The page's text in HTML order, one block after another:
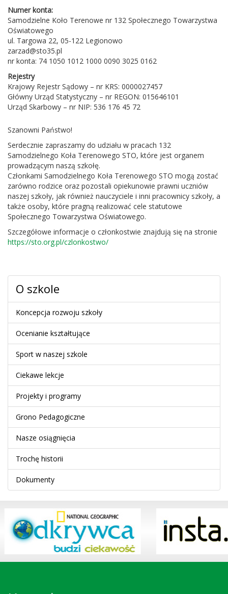
Numer konta:
Samodzielne Koło Terenowe nr 132 Społecznego Towarzystwa
Oświatowego
ul. Targowa 22, 05-122 Legionowo
zarzad@sto35.pl
nr konta: 74 1050 1012 1000 0090 3025 0162
Rejestry
Krajowy Rejestr Sądowy – nr KRS: 0000027457
Główny Urząd Statystyczny – nr REGON: 015646101
Urząd Skarbowy – nr NIP: 536 176 45 72
Szanowni Państwo!
Serdecznie zapraszamy do udziału w pracach 132
Samodzielnego Koła Terenowego STO, które jest organem
prowadzącym naszą szkołę.
Członkami Samodzielnego Koła Terenowego STO mogą zostać
zarówno rodzice oraz pozostali opiekunowie prawni uczniów
naszej szkoły, jak również nauczyciele i inni pracownicy szkoły, a
także osoby, które pragną realizować cele statutowe
Społecznego Towarzystwa Oświatowego.
Szczegółowe informacje o członkostwie znajdują się na stronie
https://sto.org.pl/czlonkostwo/
O szkole
Koncepcja rozwoju szkoły
Ocenianie kształtujące
Sport w naszej szkole
Ciekawe lekcje
Projekty i programy
Grono Pedagogiczne
Nasze osiągnięcia
Trochę historii
Dokumenty